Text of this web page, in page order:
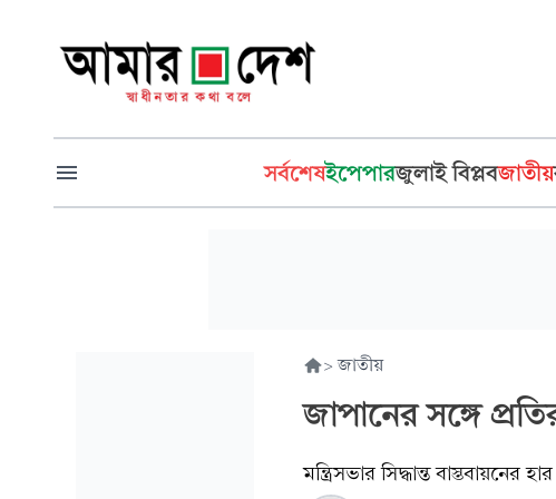
সর্বশেষইপেপারজুলাই বিপ্লবজাতীয়
> জাতীয়
জাপানের সঙ্গে
মন্ত্রিসভার সিদ্ধান্ত বাস্তবায়নের